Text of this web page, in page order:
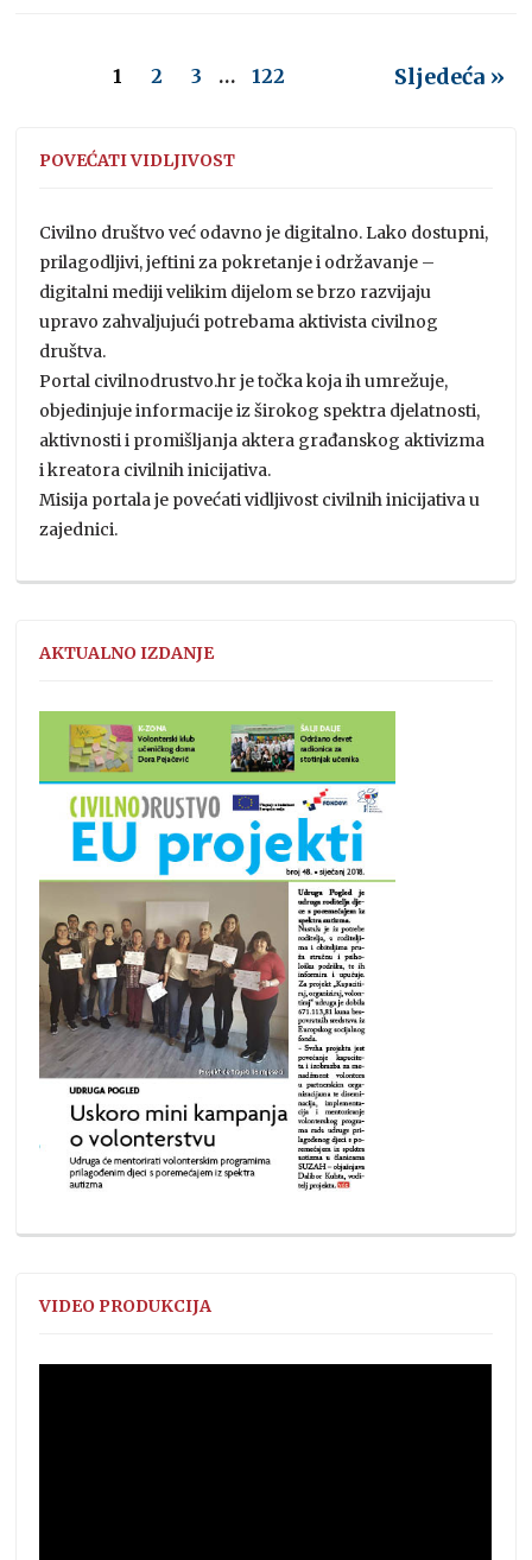
1 2 3 … 122 Sljedeća »
POVEĆATI VIDLJIVOST
Civilno društvo već odavno je digitalno. Lako dostupni,
prilagodljivi, jeftini za pokretanje i održavanje –
digitalni mediji velikim dijelom se brzo razvijaju
upravo zahvaljujući potrebama aktivista civilnog
društva.
Portal civilnodrustvo.hr je točka koja ih umrežuje,
objedinjuje informacije iz širokog spektra djelatnosti,
aktivnosti i promišljanja aktera građanskog aktivizma
i kreatora civilnih inicijativa.
Misija portala je povećati vidljivost civilnih inicijativa u
zajednici.
AKTUALNO IZDANJE
VIDEO PRODUKCIJA